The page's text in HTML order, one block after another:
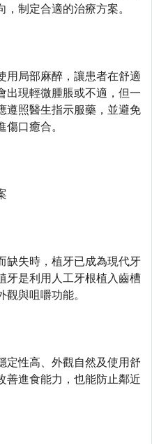
制定合適的治療方案。
用局部麻醉，讓患者在舒適
出現輕微腫脹或不適，但一
遵照醫生指示服藥，並避免
口癒合。
缺失時，植牙已成為現代牙
牙是利用人工牙根植入齒槽
與咀嚼功能。
定性高、外觀自然及使用舒
善進食能力，也能防止鄰近